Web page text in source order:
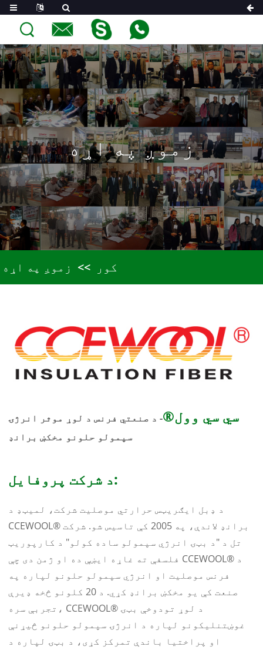
زموږ په اړه
کور زموږ په اړه
سي سي وول®- د صنعتي فرنس د لوړ موثر انرژۍ
سپمولو حلونو مخکښ برانډ
د شرکت پروفایل:
د ډبل ایګریټس حرارتي موصلیت شرکت، لمیټډ د
CCEWOOL® برانډ لاندې، په 2005 کې تاسیس شو. شرکت
تل د "د بټۍ انرژي سپمولو ساده کولو" د کارپوریټ
فلسفې ته غاړه ایښې ده او ژمن دی چې CCEWOOL® د
فرنس موصلیت او انرژي سپمولو حلونو لپاره په
صنعت کې یو مخکښ برانډ کړي. د 20 کلونو څخه ډیرې
تجربې سره، CCEWOOL® د لوړ تودوخې بټۍ
غوښتنلیکونو لپاره د انرژۍ سپمولو حلونو څیړنې
او پراختیا باندې تمرکز کړی، د بټۍ لپاره د